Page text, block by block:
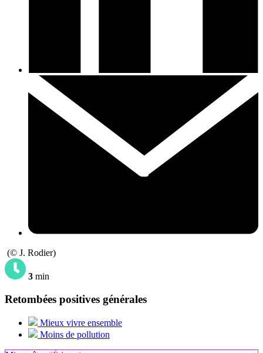
(© J. Rodier)
3 min
Retombées positives générales
Mieux vivre ensemble
Moins de pollution